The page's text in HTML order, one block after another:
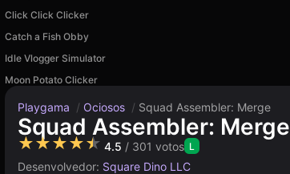
Click Click Clicker
Catch a Fish Obby
Idle Vlogger Simulator
Moon Potato Clicker
Playgama / Ociosos / Squad Assembler: Merge
Squad Assembler: Merge
★★★★★ 4.5 / 301 votos L
Desenvolvedor: Square Dino LLC